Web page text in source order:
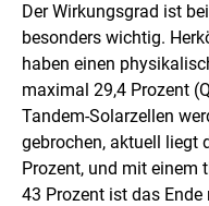
h
l
e
n
&
Der Wirkungsgrad ist
besonders wichtig.
haben einen
maximal 29,4 Prozent
Tandem-Solarzellen
gebrochen, aktuell liegt
Prozent, und mit einem
43 Prozent ist das